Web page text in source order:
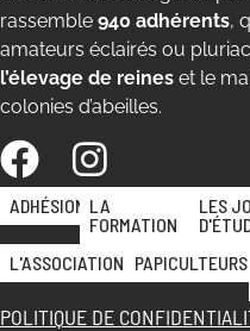
rassemble 940 adhérents,
amateurs éclairés ou
l’élevage de reines et le
colonies d’abeilles.
ADHÉSION LA
FORMATION
LES
L'ASSOCIATION PAPICULTEURS
POLITIQUE DE